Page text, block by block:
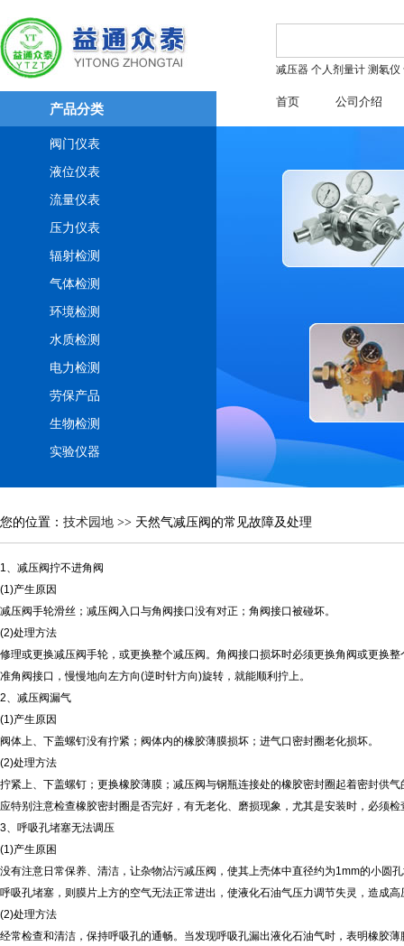
产品分类
减压器 个人剂量计 测氡仪
首页 公司介绍
阀门仪表
液位仪表
流量仪表
压力仪表
辐射检测
气体检测
环境检测
水质检测
电力检测
劳保产品
生物检测
实验仪器
您的位置： 技术园地 >> 天然气减压阀的常见故障及处理
1、减压阀拧不进角阀
(1)产生原因
减压阀手轮滑丝；减压阀入口与角阀接口没有对正；角阀接口被碰坏。
(2)处理方法
修理或更换减压阀手轮，或更换整个减压阀。角阀接口损坏时必须更换角阀或更换
准角阀接口，慢慢地向左方向(逆时针方向)旋转，就能顺利拧上。
2、减压阀漏气
(1)产生原因
阀体上、下盖螺钉没有拧紧；阀体内的橡胶薄膜损坏；进气口密封圈老化损坏。
(2)处理方法
拧紧上、下盖螺钉；更换橡胶薄膜；减压阀与钢瓶连接处的橡胶密封圈起着密封供
应特别注意检查橡胶密封圈是否完好，有无老化、磨损现象，尤其是安装时，必须
3、呼吸孔堵塞无法调压
(1)产生原困
没有注意日常保养、清洁，让杂物沾污减压阀，使其上壳体中直径约为1mm的小圆
呼吸孔堵塞，则膜片上方的空气无法正常进出，使液化石油气压力调节失灵，造成
(2)处理方法
经常检查和清洁，保持呼吸孔的通畅。当发现呼吸孔漏出液化石油气时，表明橡胶